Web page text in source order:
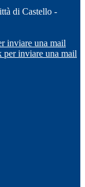
di Castello -
inviare una mail
per inviare una mail